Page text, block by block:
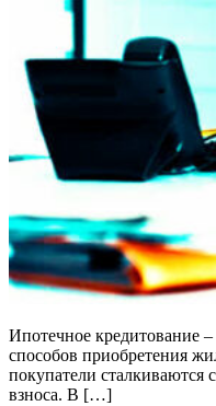
Ипотечное кредитование
способов приобретения
покупатели сталкиваются
взноса. В […]